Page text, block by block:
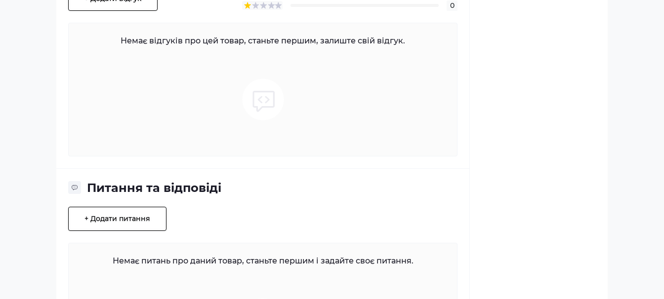
0
Немає відгуків про цей товар, станьте першим, залиште свій відгук.
Питання та відповіді
+ Додати питання
Немає питань про даний товар, станьте першим і задайте своє питання.